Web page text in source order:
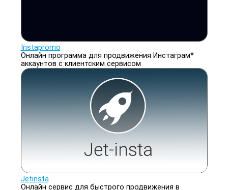
Instapromo
Онлайн программа для продвижения Инстаграм*
аккаунтов с клиентским сервисом
Jetinsta
Онлайн сервис для быстрого продвижения в